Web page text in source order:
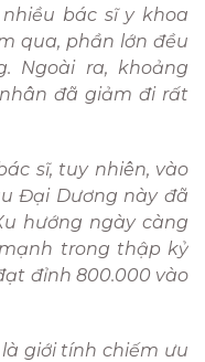
bác sĩ y khoa
qua, phần lớn đều
Ngoài ra, khoảng
đã giảm đi rất
sĩ, tuy nhiên, vào
Đại Dương này đã
hướng ngày càng
trong thập kỷ
đỉnh 800.000 vào
giới tính chiếm ưu